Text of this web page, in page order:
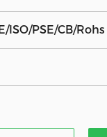
ISO/PSE/CB/Rohs